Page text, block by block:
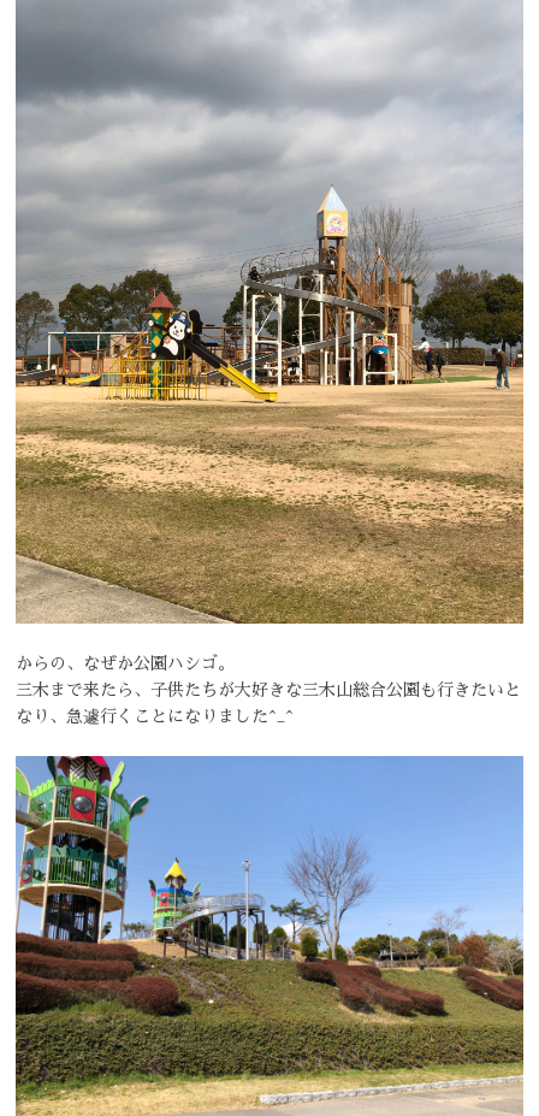
からの、なぜか公園ハシゴ。
三木まで来たら、子供たちが大好きな三木山総合公園も行きたいと
なり、急遽行くことになりました^_^